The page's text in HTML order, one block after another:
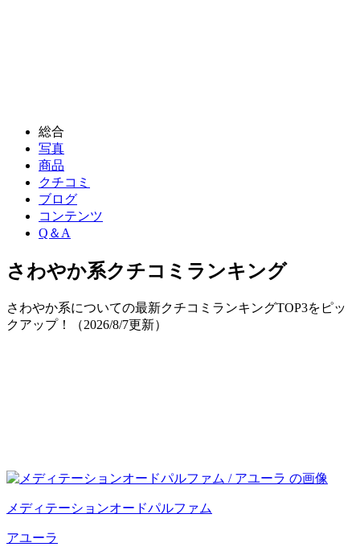
総合
写真
商品
クチコミ
ブログ
コンテンツ
Q＆A
さわやか系クチコミランキング
さわやか系についての最新クチコミランキングTOP3をピッ
クアップ！（2026/8/7更新）
メディテーションオードパルファム
アユーラ